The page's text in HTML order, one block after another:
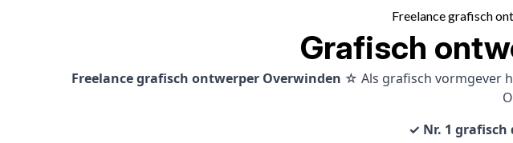
Freelance grafisch
Grafisch
Freelance grafisch ontwerper Overwinden ☆ Als grafisch vormgever
✓ Nr. 1 grafisch